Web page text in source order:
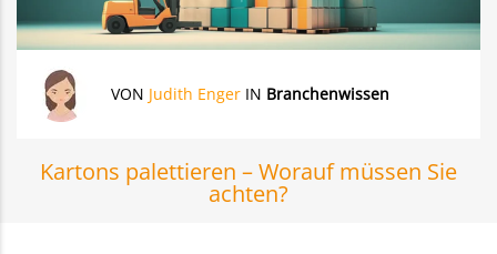
VON Judith Enger IN Branchenwissen
Kartons palettieren – Worauf müssen Sie
achten?